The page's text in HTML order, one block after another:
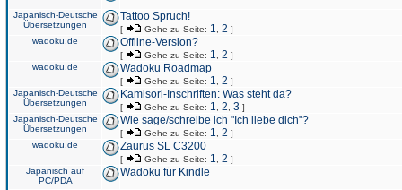
Japanisch-Deutsche
Übersetzungen
Tattoo Spruch!
[ Gehe zu Seite: 1 2 ]
wadoku.de
Offline-Version?
[ Gehe zu Seite: 1 2 ]
wadoku.de
Wadoku Roadmap
[ Gehe zu Seite: 1 2 ]
Japanisch-Deutsche
Übersetzungen
Kamisori-Inschriften: Was steht da?
[ Gehe zu Seite: 1 2 3 ]
Japanisch-Deutsche
Übersetzungen
Wie sage/schreibe ich "Ich liebe dich"?
[ Gehe zu Seite: 1 2 ]
wadoku.de
Zaurus SL C3200
[ Gehe zu Seite: 1 2 ]
Japanisch auf
PC/PDA
Wadoku für Kindle